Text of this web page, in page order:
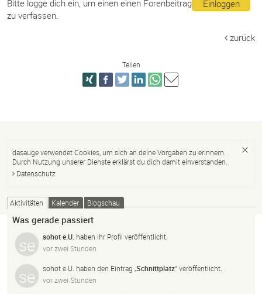
Einloggen
Bitte logge dich ein, um einen einen Forenbeitrag
zu verfassen.
zurück
Teilen
dasauge verwendet Cookies, um sich an deine Vorgaben zu erinnern.
Durch Nutzung unserer Dienste erklärst du dich damit einverstanden.
Datenschutz
Aktivitäten Kalender Blogschau
Was gerade passiert
sohot e.U. haben ihr Profil veröffentlicht.
vor zwei Stunden
sohot e.U. haben den Eintrag „Schnittplatz“ veröffentlicht.
vor zwei Stunden